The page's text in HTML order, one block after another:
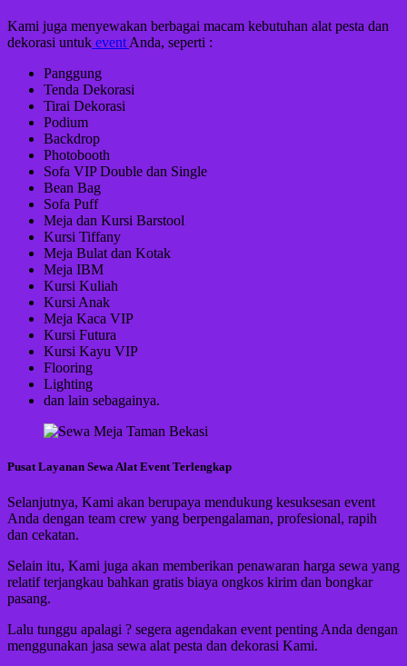
Kami juga menyewakan berbagai macam kebutuhan alat pesta dan
dekorasi untuk event Anda, seperti :
Panggung
Tenda Dekorasi
Tirai Dekorasi
Podium
Backdrop
Photobooth
Sofa VIP Double dan Single
Bean Bag
Sofa Puff
Meja dan Kursi Barstool
Kursi Tiffany
Meja Bulat dan Kotak
Meja IBM
Kursi Kuliah
Kursi Anak
Meja Kaca VIP
Kursi Futura
Kursi Kayu VIP
Flooring
Lighting
dan lain sebagainya.
Pusat Layanan Sewa Alat Event Terlengkap
Selanjutnya, Kami akan berupaya mendukung kesuksesan event
Anda dengan team crew yang berpengalaman, profesional, rapih
dan cekatan.
Selain itu, Kami juga akan memberikan penawaran harga sewa yang
relatif terjangkau bahkan gratis biaya ongkos kirim dan bongkar
pasang.
Lalu tunggu apalagi ? segera agendakan event penting Anda dengan
menggunakan jasa sewa alat pesta dan dekorasi Kami.